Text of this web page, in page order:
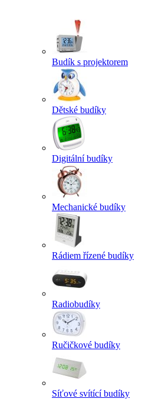
Budík s projektorem
Dětské budíky
Digitální budíky
Mechanické budíky
Rádiem řízené budíky
Radiobudíky
Ručičkové budíky
Síťové svítící budíky